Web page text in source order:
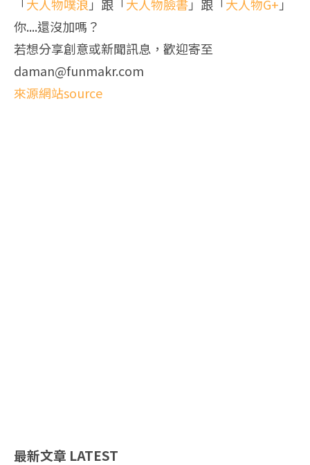
「 大人物噗浪」跟「 大人物臉書」跟「 大人物G+」
你....還沒加嗎？
若想分享創意或新聞訊息，歡迎寄至
daman@funmakr.com
來源網站source
最新文章 LATEST